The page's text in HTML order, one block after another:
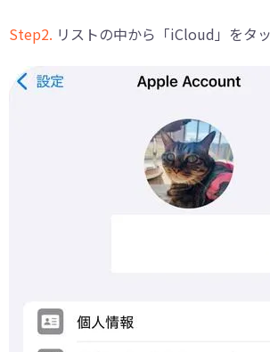
Step2. リストの中から「iCloud」をタッ